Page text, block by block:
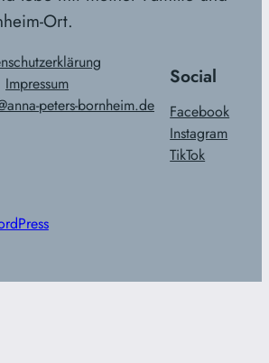
Ort.
Impressum
peters-bornheim.de
Social
Facebook
Instagram
TikTok